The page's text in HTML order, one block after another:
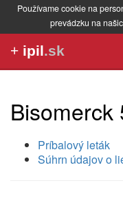
Používame cookie na
prevádzku na
+ ipil.sk
Bisomerck
Príbalový leták
Súhrn údajov o